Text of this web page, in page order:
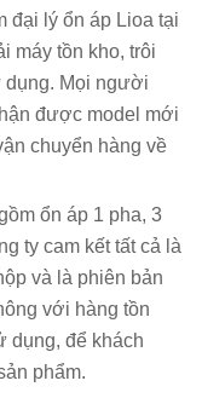
đại lý ổn áp Lioa tại
máy tồn kho, trôi
dụng. Mọi người
được model mới
chuyển hàng về
ổn áp 1 pha, 3
ty cam kết tất cả là
và là phiên bản
với hàng tồn
dụng, để khách
phẩm.